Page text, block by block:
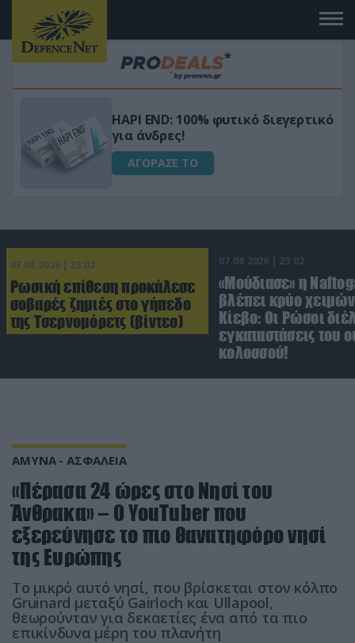
Μεταμόρφωσε τον κήπο σου με το
Ultra Box Μίνι Αλυσοπρίονο με
μπαταρία λιθίου
ΑΓΟΡΑΣΕ ΤΟ
07.08.2026 | 23:02
Ρωσική επίθεση προκάλεσε
σοβαρές ζημιές στο γήπεδο
της Τσερνομόρετς (βίντεο)
07.08.2026 | 23:02
«Μούδιασε» η
βλέπει κρύο
Κίεβο: Οι Ρώσοι
εγκαταστάσεις του
κολοσσού!
ΑΜΥΝΑ - ΑΣΦΑΛΕΙΑ
«Πέρασα 24 ώρες στο Νησί του
Άνθρακα» – Ο YouTuber που
εξερεύνησε το πιο θανατηφόρο νησί
της Ευρώπης
Το μικρό αυτό νησί, που βρίσκεται στον κόλπο
Gruinard μεταξύ Gairloch και Ullapool,
θεωρούνταν για δεκαετίες ένα από τα πιο
επικίνδυνα μέρη του πλανήτη